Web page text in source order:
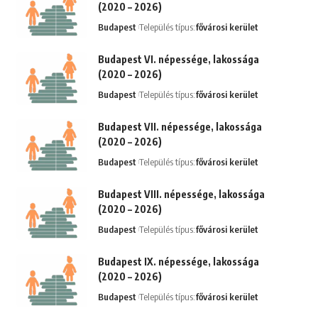
(2020 – 2026)
Budapest Település típus:fővárosi kerület
Budapest VI. népessége, lakossága
(2020 – 2026)
Budapest Település típus:fővárosi kerület
Budapest VII. népessége, lakossága
(2020 – 2026)
Budapest Település típus:fővárosi kerület
Budapest VIII. népessége, lakossága
(2020 – 2026)
Budapest Település típus:fővárosi kerület
Budapest IX. népessége, lakossága
(2020 – 2026)
Budapest Település típus:fővárosi kerület